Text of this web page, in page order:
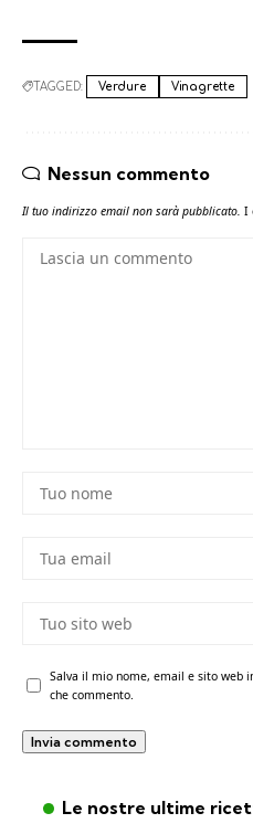
TAGGED: Verdure Vinagrette
Nessun commento
Il tuo indirizzo email non sarà pubblicato. I
Salva il mio nome, email e sito web
che commento.
Le nostre ultime